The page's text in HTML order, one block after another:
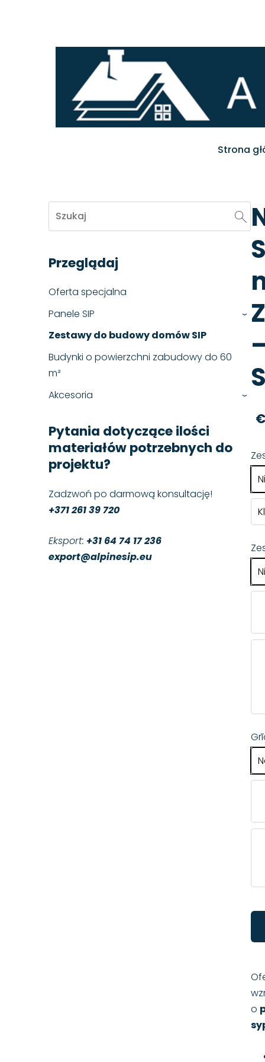
Strona
Przeglądaj
Oferta specjalna
Panele SIP
›
Zestawy do budowy domów SIP
Budynki o powierzchni zabudowy do 60
m²
Akcesoria
›
Pytania dotyczące ilości
materiałów potrzebnych do
projektu?
Zadzwoń po darmową konsultację!
+371 261 39 720
Eksport: +31 64 74 17 236
export@alpinesip.eu
o